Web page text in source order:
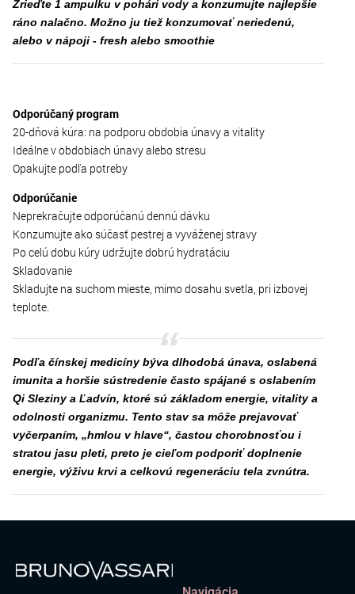
Zrieďte 1 ampulku v pohári vody a konzumujte najlepšie
ráno nalačno. Možno ju tiež konzumovať neriedenú,
alebo v nápoji - fresh alebo smoothie
Odporúčaný program
20-dňová kúra: na podporu obdobia únavy a vitality
Ideálne v obdobiach únavy alebo stresu
Opakujte podľa potreby
Odporúčanie
Neprekračujte odporúčanú dennú dávku
Konzumujte ako súčasť pestrej a vyváženej stravy
Po celú dobu kúry udržujte dobrú hydratáciu
Skladovanie
Skladujte na suchom mieste, mimo dosahu svetla, pri izbovej
teplote.
Podľa čínskej medicíny býva dlhodobá únava, oslabená
imunita a horšie sústredenie často spájané s oslabením
Qi Sleziny a Ľadvín, ktoré sú základom energie, vitality a
odolnosti organizmu. Tento stav sa môže prejavovať
vyčerpaním, „hmlou v hlave“, častou chorobnosťou i
stratou jasu pleti, preto je cieľom podporiť doplnenie
energie, výživu krvi a celkovú regeneráciu tela zvnútra.